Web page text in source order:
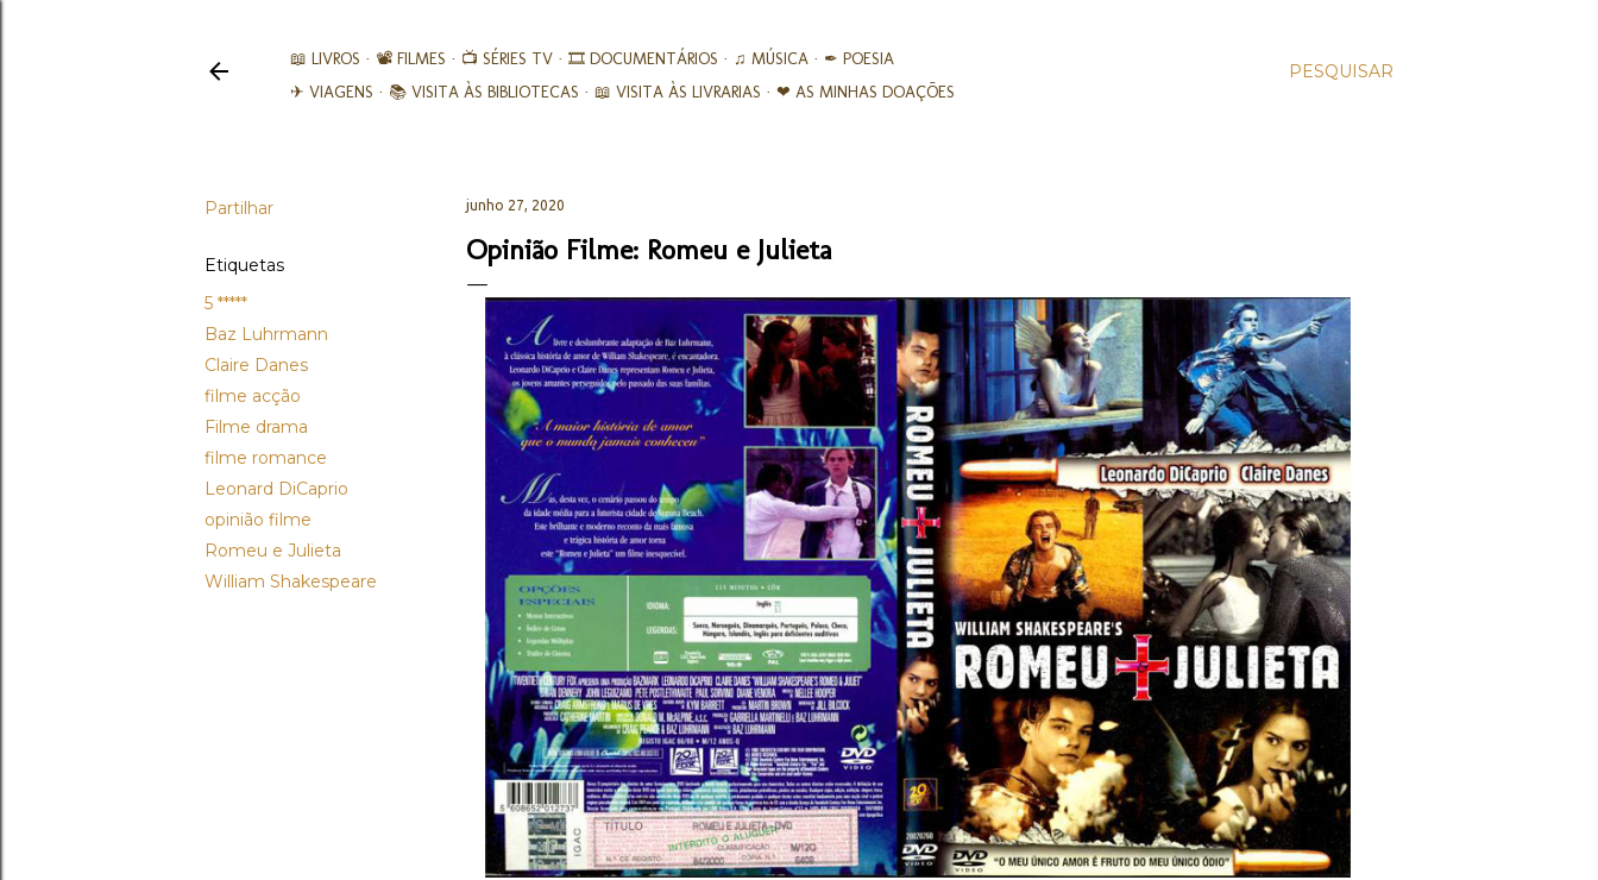
PESQUISAR
📖 LIVROS 📽️ FILMES 📺 SÉRIES TV 🎞︎ DOCUMENTÁRIOS ♫ MÚSICA
✒ POESIA
✈ VIAGENS
📚︎ VISITA ÀS BIBLIOTECAS 📖 VISITA ÀS LIVRARIAS ❤ AS MINHAS DOAÇÕES
Partilhar
Etiquetas
5 *****
Baz Luhrmann
Claire Danes
filme acção
Filme drama
filme romance
Leonard DiCaprio
opinião filme
Romeu e Julieta
William Shakespeare
junho 27, 2020
Opinião Filme: Romeu e Julieta